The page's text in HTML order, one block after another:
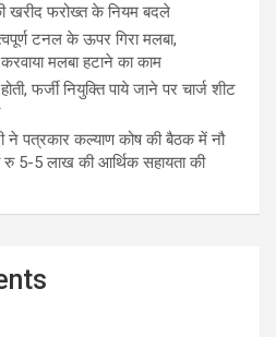
खरीद फरोख्त के नियम बदले
टनल के ऊपर गिरा मलबा,
मलबा हटाने का काम
फर्जी नियुक्ति पाये जाने पर चार्ज शीट
ने पत्रकार कल्याण कोष की बैठक में नौ
रु 5-5 लाख की आर्थिक सहायता की